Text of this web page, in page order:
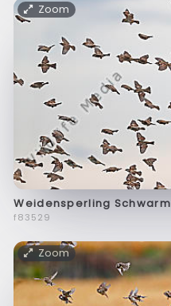
Zoom
Weidensperling Schwarm
f83529
Zoom